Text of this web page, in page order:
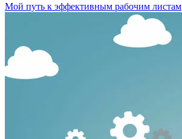
Мой путь к эффективным рабочим листам